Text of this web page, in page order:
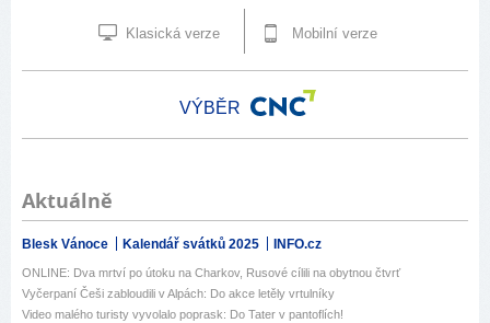
Klasická verze Mobilní verze
VÝBĚR
Aktuálně
Blesk Vánoce Kalendář svátků 2025 INFO.cz
ONLINE: Dva mrtví po útoku na Charkov, Rusové cílili na obytnou čtvrť
Vyčerpaní Češi zabloudili v Alpách: Do akce letěly vrtulníky
Video malého turisty vyvolalo poprask: Do Tater v pantoflích!